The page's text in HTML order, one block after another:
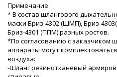
Примечание:
* В состав шлангового
маски Бриз-4302 (ШМП), Бриз-
Бриз-4301 (ППМ) разных ростов.
*По согласованию с заказчиком
аппараты могут
воздуха:
-Шланг резинотканевый